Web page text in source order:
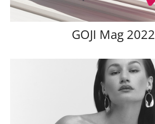
GOJI Mag 2022